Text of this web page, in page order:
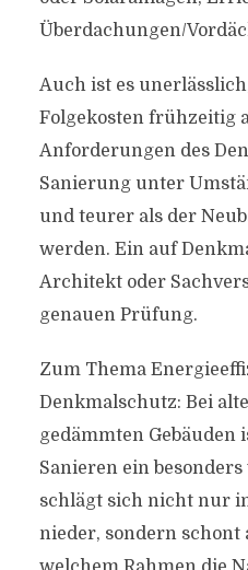
Überdachungen/
Auch ist es
Folgekosten frühzeitig
Anforderungen des
Sanierung unter
und teurer als der
werden. Ein auf
Architekt oder
genauen Prüfung.
Zum Thema
Denkmalschutz: Bei
gedämmten Gebäuden
Sanieren ein
schlägt sich nicht nur
nieder, sondern schont